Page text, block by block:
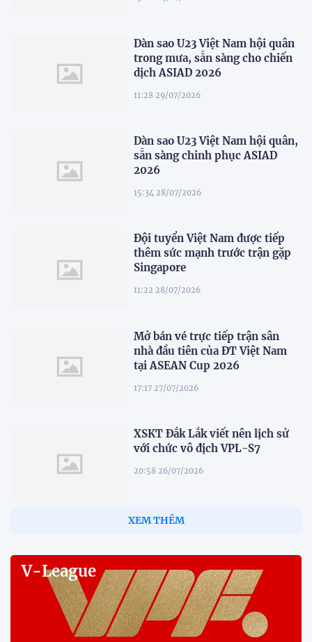
Dàn sao U23 Việt Nam hội quân
trong mưa, sẵn sàng cho chiến
dịch ASIAD 2026
11:28 29/07/2026
Dàn sao U23 Việt Nam hội quân,
sẵn sàng chinh phục ASIAD
2026
15:34 28/07/2026
Đội tuyển Việt Nam được tiếp
thêm sức mạnh trước trận gặp
Singapore
11:22 28/07/2026
Mở bán vé trực tiếp trận sân
nhà đầu tiên của ĐT Việt Nam
tại ASEAN Cup 2026
17:17 27/07/2026
XSKT Đắk Lắk viết nên lịch sử
với chức vô địch VPL-S7
20:58 26/07/2026
XEM THÊM
V-League